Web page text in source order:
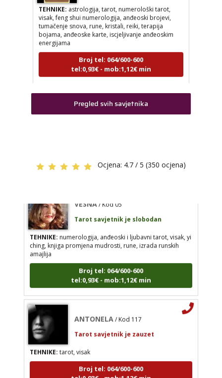
TEHNIKE:astrologija, tarot, numerološki tarot,
visak, feng shui numerologija, anđeoski brojevi,
tumačenje snova, rune, kristali, reiki, terapija
bojama, anđeoske karte, iscjeljivanje anđeoskim
energijama
Broj tel: 064/600-600
tel:0,93€ - mob:1,12€ min
VESNA/ Kod 05
izrada runskih amajlija
ANTONELA/ Kod 117
Tarot savjetnik je zauzet
tarot, visak
Broj tel: 064/600-600
Pregled svih savjetnika
Ocjena: 4.7 / 5 (350 ocjena)
TEHNIKE:sudbinske karte, anđeoske poruke
Broj tel: 064/600-600
tel:0,93€ - mob:1,12€ min
ELA/ Kod 151
Tarot savjetnik je zauzet
astrologija, tarot, numerološki tarot, visak, feng
tel:0,93€ - mob:1,12€ min
Tarot savjetnik je slobodan
TEHNIKE:numerologija, anđeoski i ljubavni tarot, visak, yi
ching, knjiga promjena mudrosti, rune, izrada runskih
amajlija
Broj tel: 064/600-600
tel:0,93€ - mob:1,12€ min
ANTONELA / Kod 117
Tarot savjetnik je zauzet
TEHNIKE:tarot, visak
Broj tel: 064/600-600
tel:0,93€ - mob:1,12€ min